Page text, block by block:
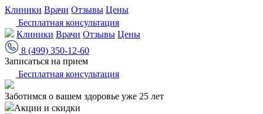
Клиники Врачи Отзывы Цены
Бесплатная консультация
Клиники Врачи Отзывы Цены
8 (499) 350-12-60
Записаться на прием
Бесплатная консультация
Заботимся о вашем здоровье уже 25 лет
Акции и скидки